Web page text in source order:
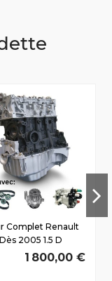
Complet Renault
2005 1.5 D
Gordini K9K774
1 800,00 €